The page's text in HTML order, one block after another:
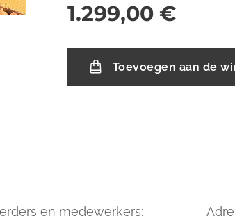
1.299,00 €
Toevoegen aan de
en medewerkers: